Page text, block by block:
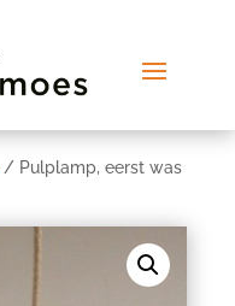
/ Pulplamp, eerst was